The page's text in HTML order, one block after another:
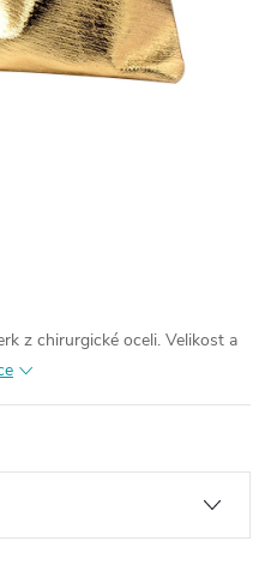
z chirurgické oceli. Velikost a